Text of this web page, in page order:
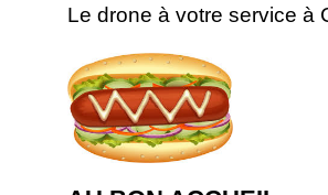
Le drone à votre service à